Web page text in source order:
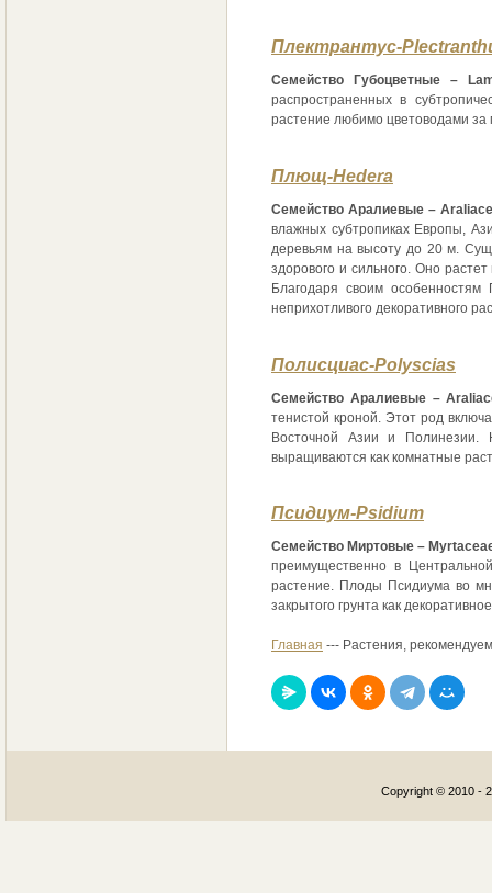
Плектрантус-
Семейство Губоцветные –
распространенных в
растение любимо цветоводами за
Плющ-Hedera
Семейство Аралиевые –
влажных субтропиках Европы,
деревьям на высоту до 20 м.
здорового и сильного. Оно
Благодаря своим
неприхотливого декоративного
Полисциас-Polyscias
Семейство Аралиевые –
тенистой кроной. Этот род
Восточной Азии и Полинезии.
выращиваются как комнатные
Псидиум-Psidium
Семейство Миртовые –
преимущественно в
растение. Плоды Псидиума во
закрытого грунта как
Главная --- Растения,
Copyright © 2010 -